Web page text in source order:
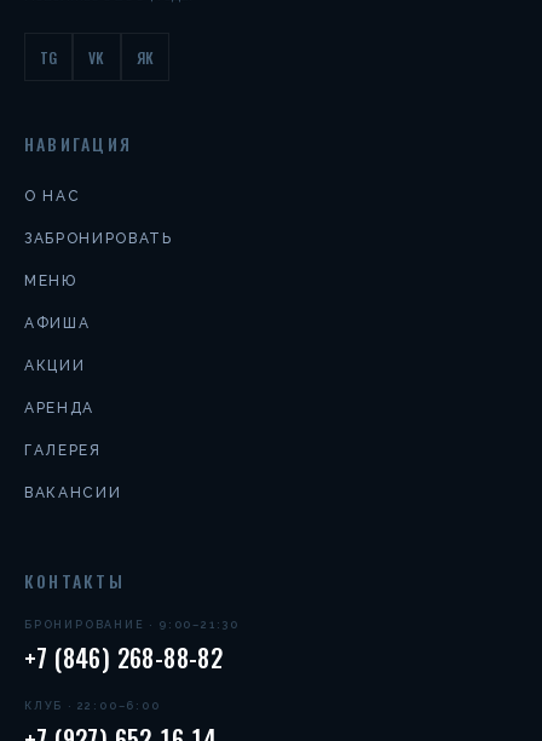
TG VK ЯК
НАВИГАЦИЯ
О НАС
ЗАБРОНИРОВАТЬ
МЕНЮ
АФИША
АКЦИИ
АРЕНДА
ГАЛЕРЕЯ
ВАКАНСИИ
КОНТАКТЫ
БРОНИРОВАНИЕ · 9:00–21:30
+7 (846) 268-88-82
КЛУБ · 22:00–6:00